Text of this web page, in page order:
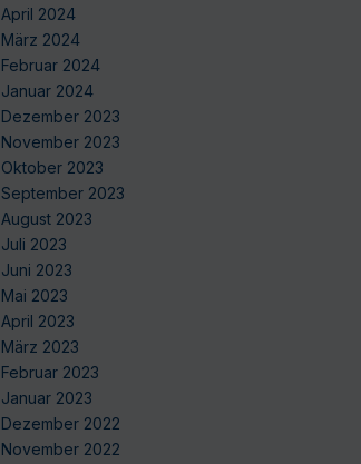
April 2024
März 2024
Februar 2024
Januar 2024
Dezember 2023
November 2023
Oktober 2023
September 2023
August 2023
Juli 2023
Juni 2023
Mai 2023
April 2023
März 2023
Februar 2023
Januar 2023
Dezember 2022
November 2022